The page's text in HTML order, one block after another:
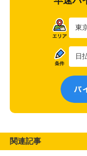
関連記事